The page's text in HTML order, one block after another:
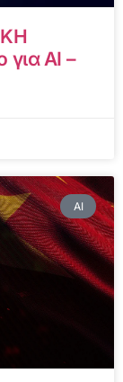
AI –
AI